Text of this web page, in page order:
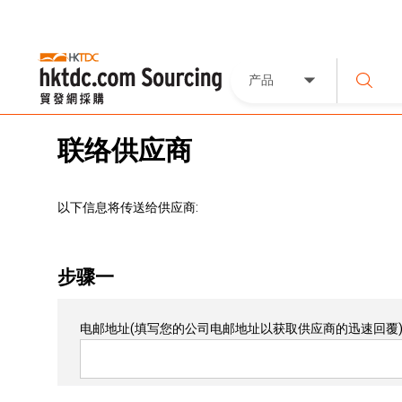
产品
联络供应商
以下信息将传送给供应商:
步骤一
电邮地址(填写您的公司电邮地址以获取供应商的迅速回覆)